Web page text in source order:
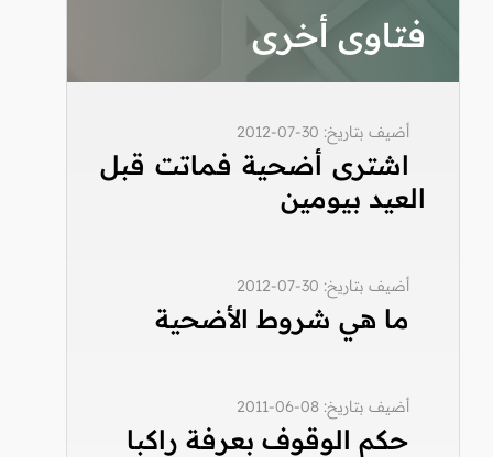
فتاوى أخرى
أضيف بتاريخ: 30-07-2012
اشترى أضحية فماتت قبل
العيد بيومين
أضيف بتاريخ: 30-07-2012
ما هي شروط الأضحية
أضيف بتاريخ: 08-06-2011
حكم الوقوف بعرفة راكبا